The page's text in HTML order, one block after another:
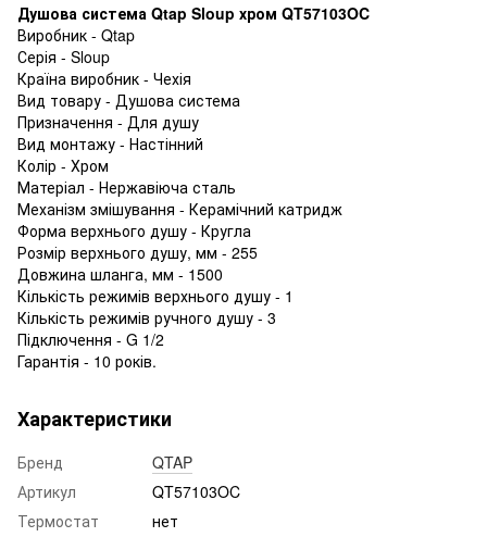
Душова система Qtap Sloup хром QT57103OC
Виробник - Qtap
Серія - Sloup
Країна виробник - Чехія
Вид товару - Душова система
Призначення - Для душу
Вид монтажу - Настінний
Колір - Хром
Матеріал - Нержавіюча сталь
Механізм змішування - Керамічний катридж
Форма верхнього душу - Кругла
Розмір верхнього душу, мм - 255
Довжина шланга, мм - 1500
Кількість режимів верхнього душу - 1
Кількість режимів ручного душу - 3
Підключення - G 1/2
Гарантія - 10 років.
Характеристики
Бренд
QTAP
Артикул
QT57103OC
Термостат
нет